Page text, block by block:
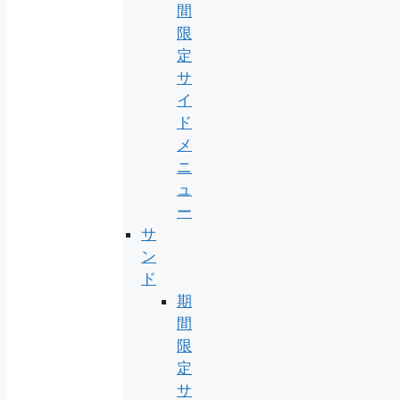
間
限
定
サ
イ
ド
メ
ニ
ュ
ー
サ
ン
ド
期
間
限
定
サ